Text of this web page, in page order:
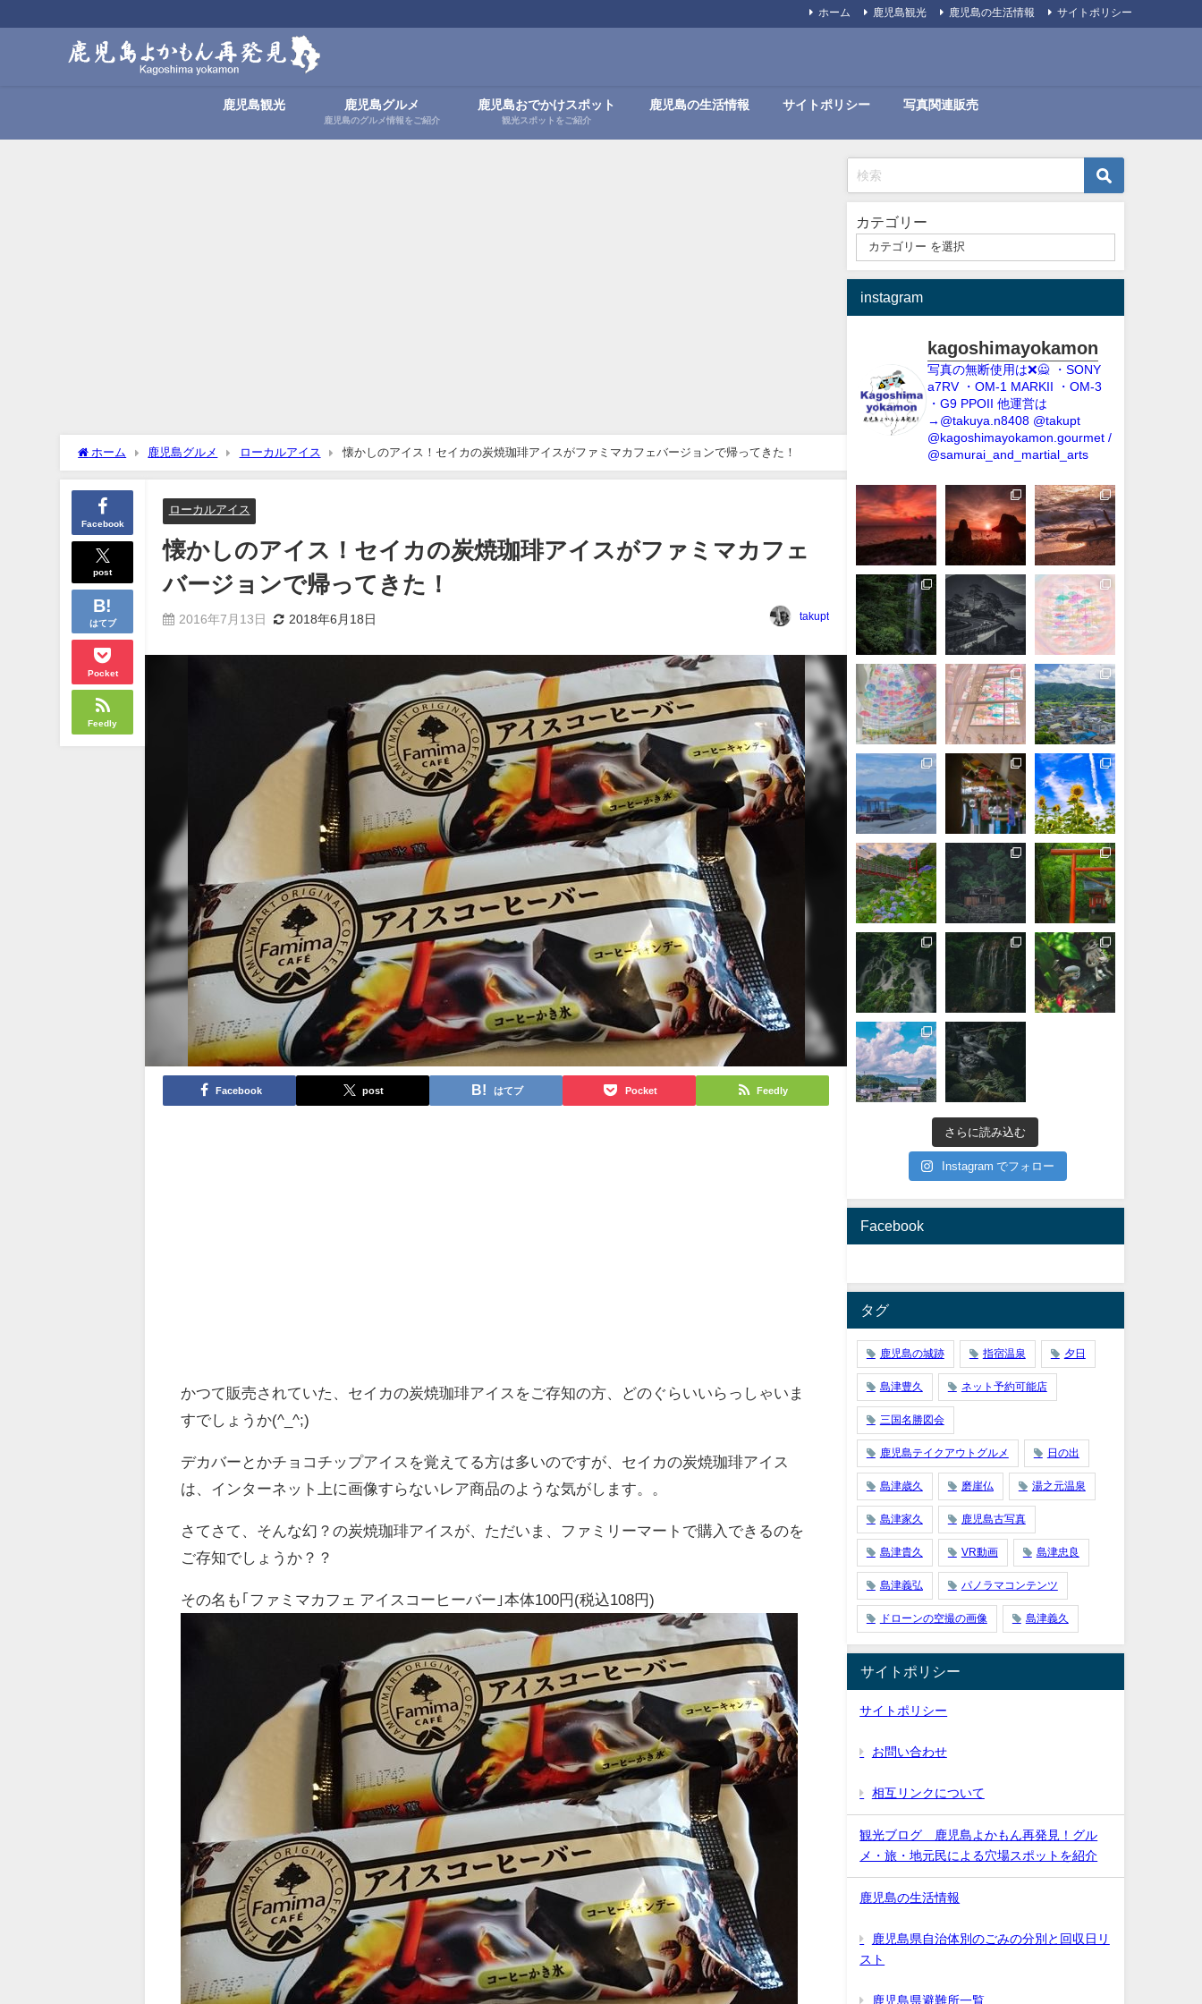
ホーム 鹿児島観光 鹿児島の生活情報 サイトポリシー
鹿児島観光 鹿児島グルメ
鹿児島のグルメ情報をご紹介
鹿児島おでかけスポット
観光スポットをご紹介
鹿児島の生活情報 サイトポリシー 写真関連販売
ホーム 鹿児島グルメ ローカルアイス 懐かしのアイス！セイカの炭焼珈琲アイスがファミマカフェバージョンで帰ってきた！
Facebook
post
はてブ
Pocket
Feedly
ローカルアイス
懐かしのアイス！セイカの炭焼珈琲アイスがファミマカフェ
バージョンで帰ってきた！
2016年7月13日 2018年6月18日 takupt
Facebook post はてブ Pocket Feedly
かつて販売されていた、セイカの炭焼珈琲アイスをご存知の方、どのぐらいいらっしゃいま
すでしょうか(^_^;)
デカバーとかチョコチップアイスを覚えてる方は多いのですが、セイカの炭焼珈琲アイス
は、インターネット上に画像すらないレア商品のような気がします。。
さてさて、そんな幻？の炭焼珈琲アイスが、ただいま、ファミリーマートで購入できるのを
ご存知でしょうか？？
その名も｢ファミマカフェ アイスコーヒーバー｣本体100円(税込108円)
カテゴリー
instagram
kagoshimayokamon
写真の無断使用は❌️🙅・SONY
a7RV・OM-1 MARKII
・OM-3
・G9 PPOII
他運営は
→@takuya.n8408 @takupt
@kagoshimayokamon.gourmet /
@samurai_and_martial_arts
さらに読み込む
Instagram でフォロー
Facebook
タグ
鹿児島の城跡 指宿温泉 夕日
島津豊久 ネット予約可能店
三国名勝図会
鹿児島テイクアウトグルメ 日の出
島津歳久 磨崖仏 湯之元温泉
島津家久 鹿児島古写真
島津貴久 VR動画 島津忠良
島津義弘 パノラマコンテンツ
ドローンの空撮の画像 島津義久
サイトポリシー
サイトポリシー
お問い合わせ
相互リンクについて
観光ブログ 鹿児島よかもん再発見！グル
メ・旅・地元民による穴場スポットを紹介
鹿児島の生活情報
鹿児島県自治体別のごみの分別と回収日リ
スト
鹿児島県避難所一覧